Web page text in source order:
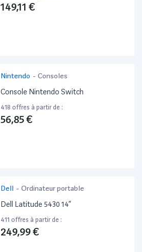
149,11 €
Nintendo - Consoles
Console Nintendo Switch
418 offres à partir de :
56,85 €
Dell - Ordinateur portable
Dell Latitude 5430 14”
411 offres à partir de :
249,99 €